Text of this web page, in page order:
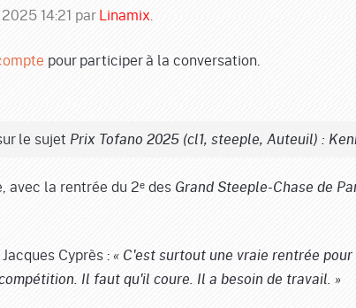
14:21 parLinamix.
pour participer à la conversation.
le sujet Prix Tofano 2025 (cl1, steeple, Auteuil) :
avec la rentrée du 2ᵉ des Grand Steeple-Chase de
Cyprès : « C'est surtout une vraie rentrée
Il faut qu'il coure. Il a besoin de travail. »